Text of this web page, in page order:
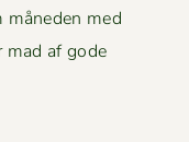
måneden med
af gode